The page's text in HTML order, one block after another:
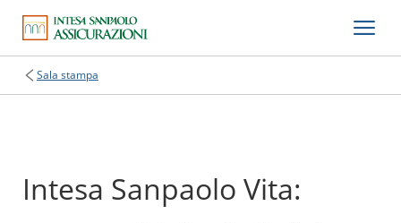
Sala stampa
Intesa Sanpaolo Vita: